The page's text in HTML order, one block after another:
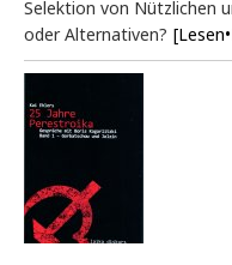
Selektion von Nützlichen
oder Alternativen?